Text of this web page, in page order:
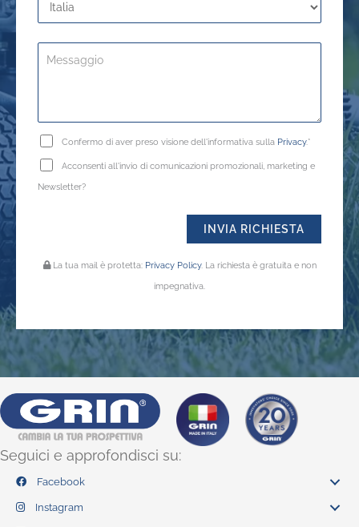
Confermo di aver preso visione dell'informativa sulla Privacy.*
Acconsenti all'invio di comunicazioni promozionali, marketing e
Newsletter?
La tua mail è protetta: Privacy Policy. La richiesta è gratuita e non
impegnativa.
Seguici e approfondisci su:
Facebook
Instagram